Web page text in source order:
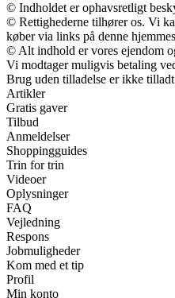
© Indholdet er ophavsretligt
© Rettighederne tilhører os. Vi
køber via links på denne
© Alt indhold er vores ejendom
Vi modtager muligvis betaling
Brug uden tilladelse er ikke
Artikler
Gratis gaver
Tilbud
Anmeldelser
Shoppingguides
Trin for trin
Videoer
Oplysninger
FAQ
Vejledning
Respons
Jobmuligheder
Kom med et tip
Profil
Min konto